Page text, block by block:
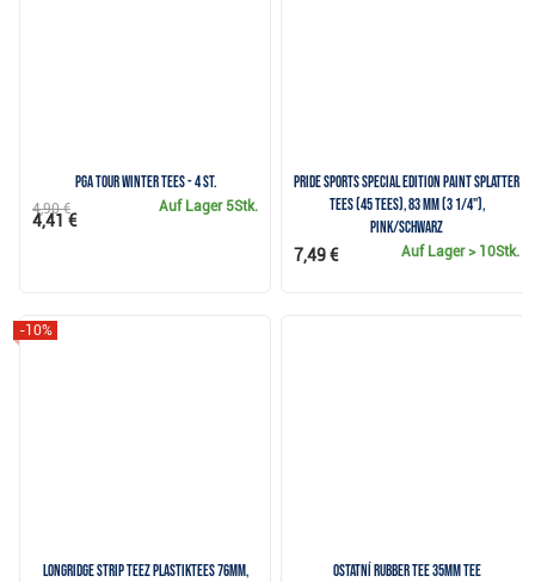
PGA Tour Winter Tees - 4 St.
Auf Lager 5Stk.
4,90 €
4,41 €
Pride Sports Special Edition Paint Splatter
Tees (45 Tees), 83 mm (3 1/4"),
pink/schwarz
Auf Lager> 10Stk.
7,49 €
Longridge Strip Teez Plastiktees 76mm,
-10%
Ostatní Rubber Tee 35mm Tee